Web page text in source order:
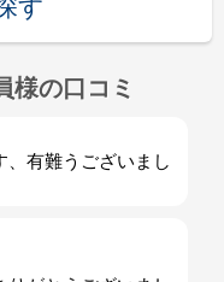
す
様の口コミ
、有難うございまし